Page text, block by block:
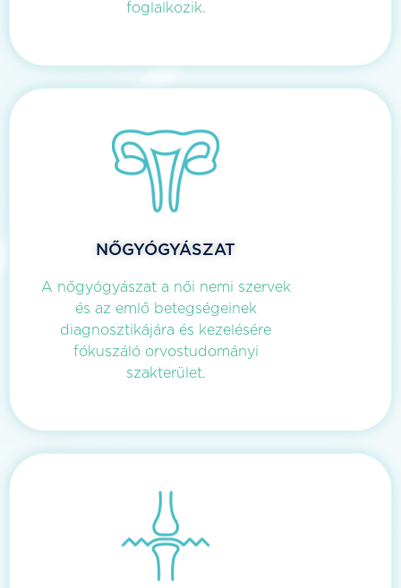
foglalkozik.
NŐGYÓGYÁSZAT
A nőgyógyászat a női nemi szervek
és az emlő betegségeinek
diagnosztikájára és kezelésére
fókuszáló orvostudományi
szakterület.